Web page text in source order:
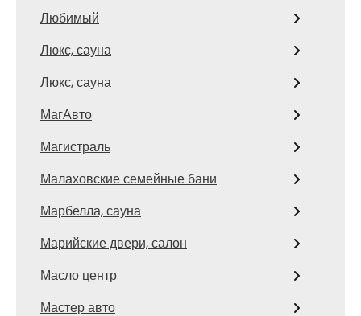
Любимый
Люкс, сауна
Люкс, сауна
МагАвто
Магистраль
Малаховские семейные бани
Марбелла, сауна
Марийские двери, салон
Масло центр
Мастер авто